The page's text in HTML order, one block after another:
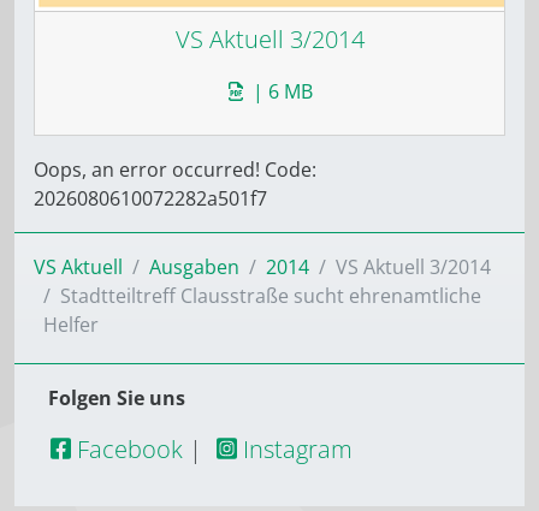
VS Aktuell 3/2014
| 6 MB
Oops, an error occurred! Code:
2026080610072282a501f7
VS Aktuell Ausgaben 2014
VS Aktuell 3/2014
Stadtteiltreff Clausstraße sucht ehrenamtliche
Helfer
Folgen Sie uns
Facebook | Instagram